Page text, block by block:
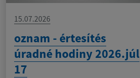
15.07.2026
oznam - értesítés
úradné hodiny 2026.júl
17